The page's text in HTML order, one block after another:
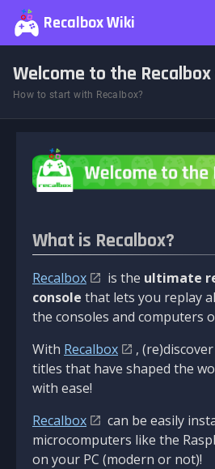
Recalbox Wiki
Welcome to the
How to start with Recalbox?
What is Recalbox?
Recalbox is the ultimate
console that lets you replay
the consoles and computers
With Recalbox
,
titles that have shaped the
with ease!
Recalbox
can be easily
microcomputers like the
on your PC (modern or not)!